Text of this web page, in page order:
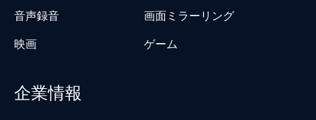
音声録音
画面ミラーリング
映画
ゲーム
企業情報